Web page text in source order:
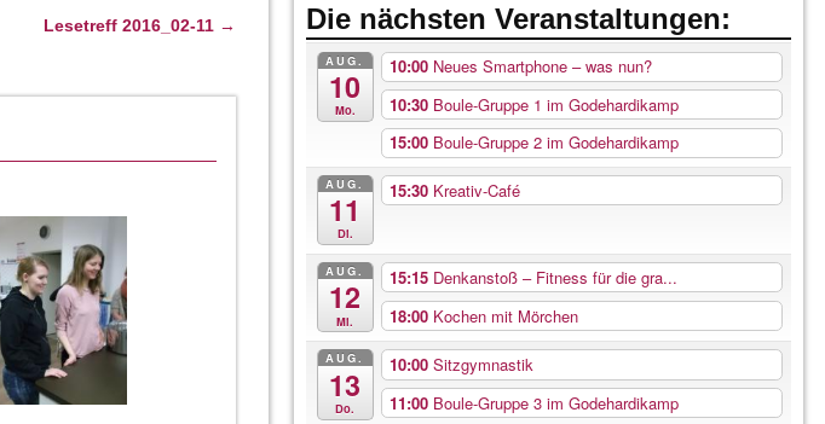
Lesetreff 2016_02-11 → Die nächsten Veranstaltungen:
AUG.
10
Mo.
10:00 Neues Smartphone – was nun?
10:30 Boule-Gruppe 1 im Godehardikamp
15:00 Boule-Gruppe 2 im Godehardikamp
AUG.
11
Di.
15:30 Kreativ-Café
AUG.
12
Mi.
15:15 Denkanstoß – Fitness für die gra...
18:00 Kochen mit Mörchen
AUG.
13
Do.
10:00 Sitzgymnastik
11:00 Boule-Gruppe 3 im Godehardikamp